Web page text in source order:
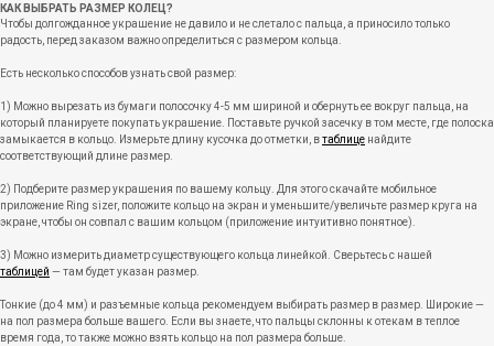
КАК ВЫБРАТЬ РАЗМЕР КОЛЕЦ?
Чтобы долгожданное украшение не давило и не слетало с пальца, а приносило только
радость, перед заказом важно определиться с размером кольца.
Есть несколько способов узнать свой размер:
1) Можно вырезать из бумаги полосочку 4-5 мм шириной и обернуть ее вокруг пальца, на
который планируете покупать украшение. Поставьте ручкой засечку в том месте, где полоска
замыкается в кольцо. Измерьте длину кусочка до отметки, втаблице найдите
соответствующий длине размер.
2) Подберите размер украшения по вашему кольцу. Для этого скачайте мобильное
приложение Ring sizer, положите кольцо на экран и уменьшите/увеличьте размер круга на
экране, чтобы он совпал с вашим кольцом (приложение интуитивно понятное).
3) Можно измерить диаметр существующего кольца линейкой. Сверьтесь с нашей
таблицей — там будет указан размер.
Тонкие (до 4 мм) и разъемные кольца рекомендуем выбирать размер в размер. Широкие —
на пол размера больше вашего. Если вы знаете, что пальцы склонны к отекам в теплое
время года, то также можно взять кольцо на пол размера больше.